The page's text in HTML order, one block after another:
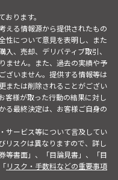
ります。
える情報源から提供されたもの
性について意見を表明し、また
、売却、デリバティブ取引、
ません。また、過去の実績や予
ざいません。提供する情報等は
または削除されることがござい
客様が取った行動の結果に対し
る最終決定は、お客様ご自身の
サービス等について言及してい
リスクは異なりますので、詳し
等書面」、「目論見書」、「目
リスク・手数料などの重要事項